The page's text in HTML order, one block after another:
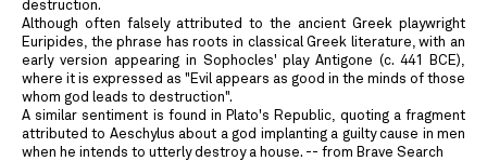
destruction.
Although often falsely attributed to the ancient Greek playwright
Euripides, the phrase has roots in classical Greek literature, with an
early version appearing in Sophocles' play Antigone (c. 441 BCE),
where it is expressed as "Evil appears as good in the minds of those
whom god leads to destruction".
A similar sentiment is found in Plato's Republic, quoting a fragment
attributed to Aeschylus about a god implanting a guilty cause in men
when he intends to utterly destroy a house. -- from Brave Search